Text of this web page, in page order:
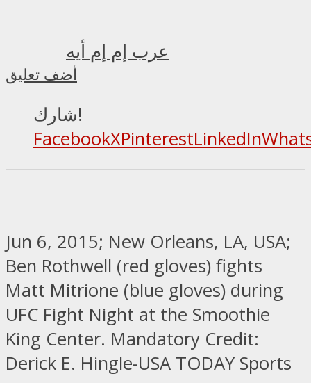
عرب إم إم أيه
أضف تعليق
شارك!
FacebookXPinterestLinkedIn
Jun 6, 2015; New Orleans, LA, USA;
Ben Rothwell (red gloves) fights
Matt Mitrione (blue gloves) during
UFC Fight Night at the Smoothie
King Center. Mandatory Credit:
Derick E. Hingle-USA TODAY Sports